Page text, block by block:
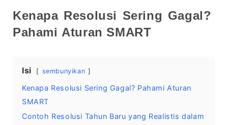
Kenapa Resolusi Sering Gagal?
Pahami Aturan SMART
Isi sembunyikan
Kenapa Resolusi Sering Gagal? Pahami Aturan
SMART
Contoh Resolusi Tahun Baru yang Realistis dalam